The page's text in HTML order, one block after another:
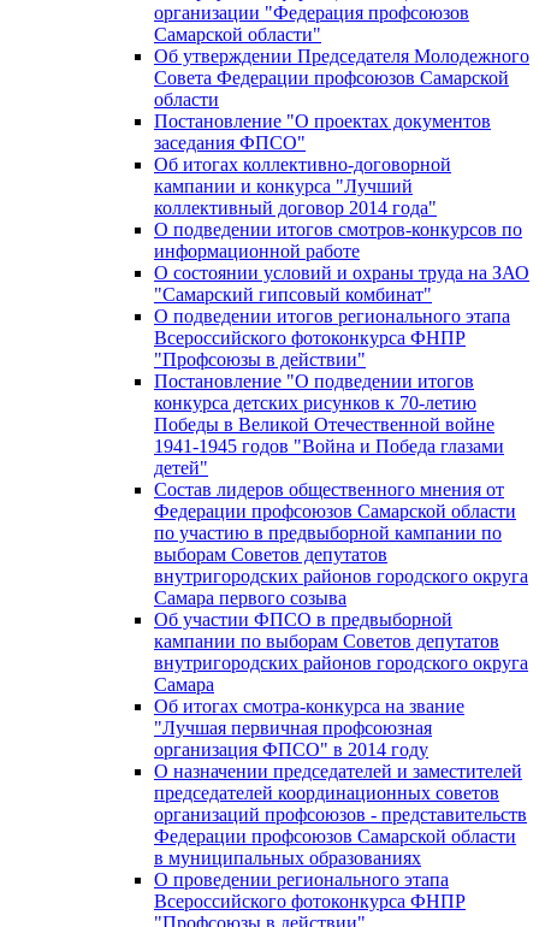
организации "Федерация профсоюзов
Самарской области"
Об утверждении Председателя Молодежного
Совета Федерации профсоюзов Самарской
области
Постановление "О проектах документов
заседания ФПСО"
Об итогах коллективно-договорной
кампании и конкурса "Лучший
коллективный договор 2014 года"
О подведении итогов смотров-конкурсов по
информационной работе
О состоянии условий и охраны труда на ЗАО
"Самарский гипсовый комбинат"
О подведении итогов регионального этапа
Всероссийского фотоконкурса ФНПР
"Профсоюзы в действии"
Постановление "О подведении итогов
конкурса детских рисунков к 70-летию
Победы в Великой Отечественной войне
1941-1945 годов "Война и Победа глазами
детей"
Состав лидеров общественного мнения от
Федерации профсоюзов Самарской области
по участию в предвыборной кампании по
выборам Советов депутатов
внутригородских районов городского округа
Самара первого созыва
Об участии ФПСО в предвыборной
кампании по выборам Советов депутатов
внутригородских районов городского округа
Самара
Об итогах смотра-конкурса на звание
"Лучшая первичная профсоюзная
организация ФПСО" в 2014 году
О назначении председателей и заместителей
председателей координационных советов
организаций профсоюзов - представительств
Федерации профсоюзов Самарской области
в муниципальных образованиях
О проведении регионального этапа
Всероссийского фотоконкурса ФНПР
"Профсоюзы в действии"